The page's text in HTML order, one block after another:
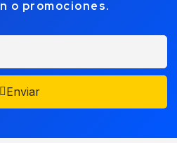
o promociones.
Enviar